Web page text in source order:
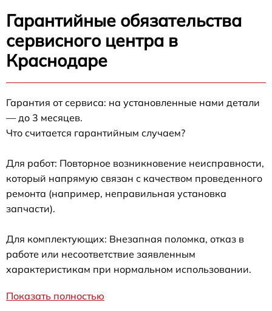
Гарантийные обязательства
сервисного центра в
Краснодаре
Гарантия от сервиса: на установленные нами детали
— до 3 месяцев.
Что считается гарантийным случаем?
Для работ: Повторное возникновение неисправности,
который напрямую связан с качеством проведенного
ремонта (например, неправильная установка
запчасти).
Для комплектующих: Внезапная поломка, отказ в
работе или несоответствие заявленным
характеристикам при нормальном использовании.
Показать полностью